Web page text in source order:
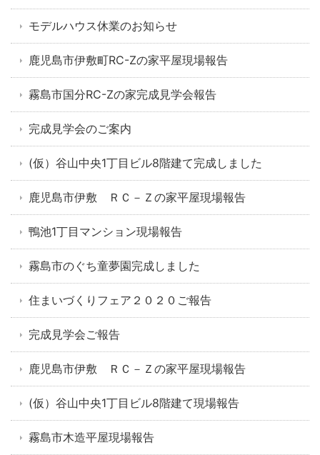
モデルハウス休業のお知らせ
鹿児島市伊敷町RC-Zの家平屋現場報告
霧島市国分RC-Zの家完成見学会報告
完成見学会のご案内
(仮）谷山中央1丁目ビル8階建て完成しました
鹿児島市伊敷 ＲＣ－Ｚの家平屋現場報告
鴨池1丁目マンション現場報告
霧島市のぐち童夢園完成しました
住まいづくりフェア２０２０ご報告
完成見学会ご報告
鹿児島市伊敷 ＲＣ－Ｚの家平屋現場報告
(仮）谷山中央1丁目ビル8階建て現場報告
霧島市木造平屋現場報告